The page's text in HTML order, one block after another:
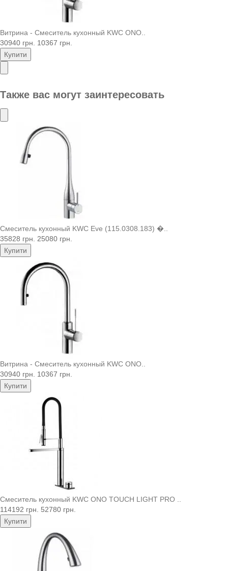
Витрина - Смеситель кухонный KWC ONO..
30940 грн. 10367 грн.
Купити
Также вас могут заинтересовать
Смеситель кухонный KWC Eve (115.0308.183) �..
35828 грн.
25080 грн.
Купити
Витрина - Смеситель кухонный KWC ONO..
30940 грн.
10367 грн.
Купити
Смеситель кухонный KWC ONO TOUCH LIGHT PRO ..
114192 грн.
52780 грн.
Купити